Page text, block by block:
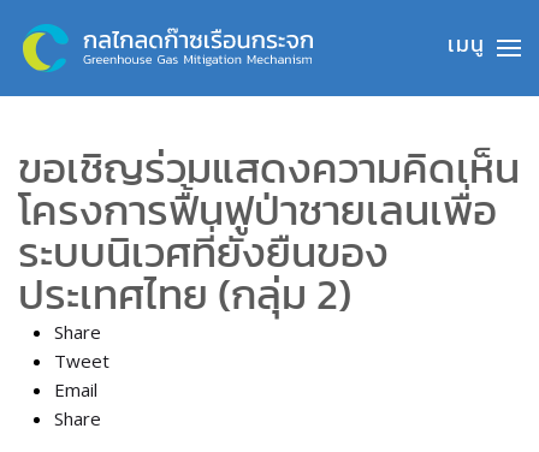
Skip to main content
ขอเชิญร่วมแสดงความคิดเห็น
โครงการฟื้นฟูป่าชายเลนเพื่อ
ระบบนิเวศที่ยั่งยืนของ
ประเทศไทย (กลุ่ม 2)
Share
Tweet
Email
Share